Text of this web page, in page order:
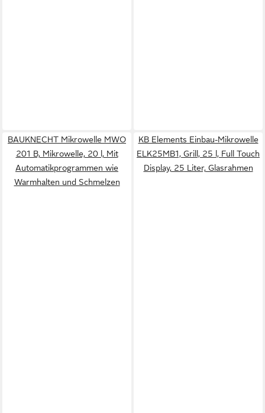
BAUKNECHT Mikrowelle MWO
201 B, Mikrowelle, 20 l, Mit
Automatikprogrammen wie
Warmhalten und Schmelzen
KB Elements Einbau-Mikrowelle
ELK25MB1, Grill, 25 l, Full Touch
Display, 25 Liter, Glasrahmen